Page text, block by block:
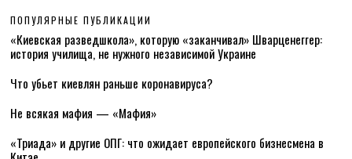
ПОПУЛЯРНЫЕ ПУБЛИКАЦИИ
«Киевская разведшкола», которую «заканчивал» Шварценеггер:
история училища, не нужного независимой Украине
Что убьет киевлян раньше коронавируса?
Не всякая мафия — «Мафия»
«Триада» и другие ОПГ: что ожидает европейского бизнесмена в